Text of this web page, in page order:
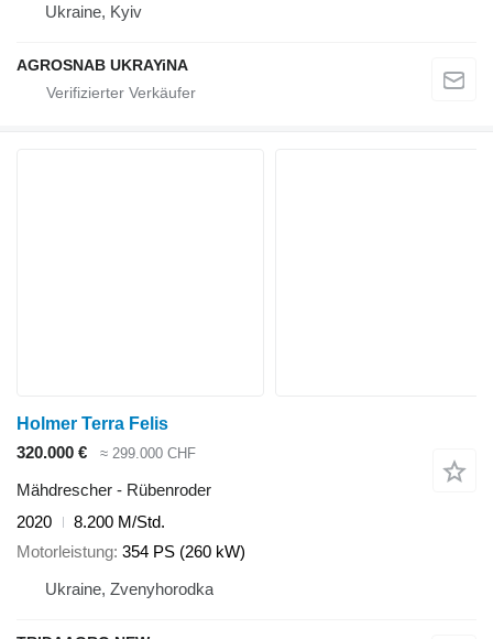
Ukraine, Kyiv
AGROSNAB UKRAYiNA
Holmer Terra Felis
320.000 €
≈ 299.000 CHF
Mähdrescher - Rübenroder
2020
8.200 M/Std.
Motorleistung 354 PS (260 kW)
Ukraine, Zvenyhorodka